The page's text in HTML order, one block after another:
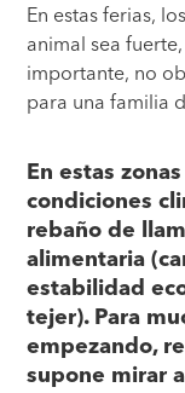
En estas ferias,
animal sea
importante, no
para una familia
En estas
condiciones
rebaño de
alimentaria
estabilidad
tejer). Para
empezando,
supone mirar